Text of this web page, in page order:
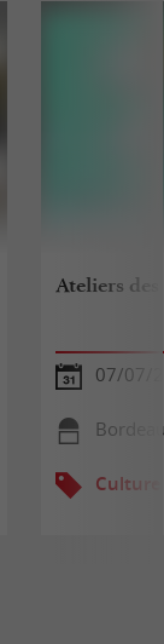
Ateliers des
07/07/
Culture